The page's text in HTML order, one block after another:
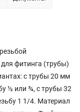
фитинга (трубы)
с трубы 20 мм
½ или ¾, с трубы 32
1 1/4. Материал